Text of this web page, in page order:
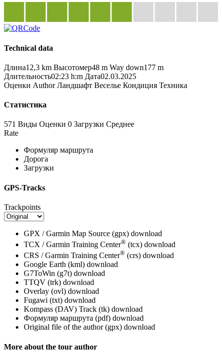
Technical data
Длина12,3 km Высотомер48 m Way down177 m
Длительность02:23 h:m Дата02.03.2025
Оценки Author Ландшафт Веселье Кондиция Техника
Статистика
571 Виды Оценки 0 Загрузки Среднее
Rate
Формуляр маршрута
Дорога
Загрузки
GPS-Tracks
Trackpoints
GPX / Garmin Map Source (gpx) download
TCX / Garmin Training Center® (tcx) download
CRS / Garmin Training Center® (crs) download
Google Earth (kml) download
G7ToWin (g7t) download
TTQV (trk) download
Overlay (ovl) download
Fugawi (txt) download
Kompass (DAV) Track (tk) download
Формуляр маршрута (pdf) download
Original file of the author (gpx) download
More about the tour author